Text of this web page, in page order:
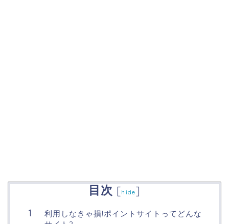
目次 [hide]
利用しなきゃ損!ポイントサイトってどんな